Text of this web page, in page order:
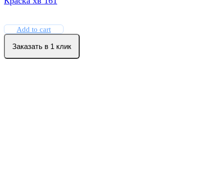
Add to cart
Заказать в 1 клик